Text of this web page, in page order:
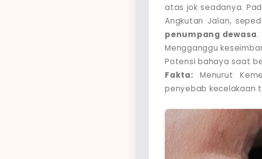
atas jok seadanya.
Angkutan Jalan,
penumpang dewasa.
Mengganggu
Potensi bahaya saat
Fakta: Menurut
penyebab kecelakaan